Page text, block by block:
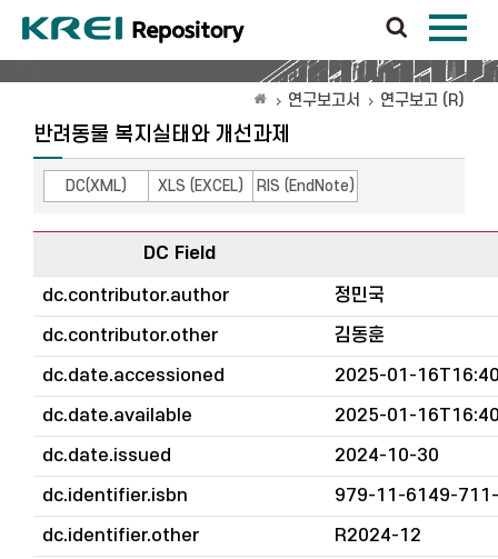
연구보고서 연구보고 (R)
반려동물 복지실태와 개선과제
DC(XML) XLS (EXCEL) RIS (EndNote)
DC Field
dc.contributor.author
정민국
dc.contributor.other
김동훈
dc.date.accessioned
2025-01-
dc.date.available
2025-01-
dc.date.issued
2024-10-30
dc.identifier.isbn
979-11-6149-
dc.identifier.other
R2024-12